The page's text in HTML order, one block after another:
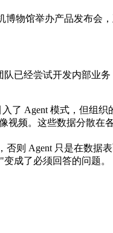
物馆举办产品发布会，
已经尝试开发内部业
了 Agent 模式，但组织
频。这些数据分散在
则 Agent 只是在数据
成了必须回答的问题。